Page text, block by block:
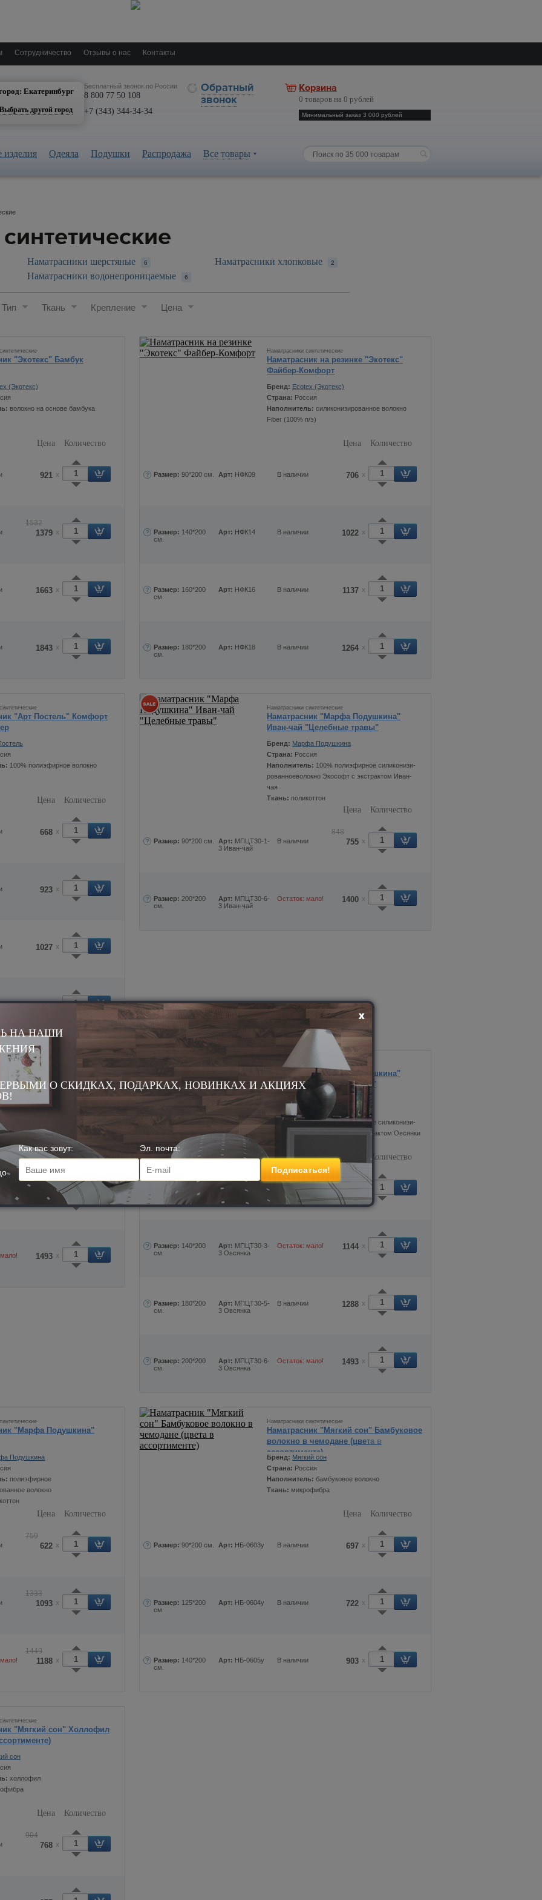
Сотрудничество Отзывы о нас Контакты
Екатеринбург
Выбрать другой город
Бесплатный звонок по России
8 800 77 50 108
+7 (343) 344-34-34
Обратный
звонок
Корзина
0 товаров на 0 рублей
Минимальный заказ 3 000 рублей
Одеяла Подушки Распродажа Все товары
Наматрасники шерстяные 6 Наматрасники хлопковые 2
Наматрасники водонепроницаемые 6
Тип Ткань Крепление Цена
"Экотекс" Бамбук
(Экотекс)
волокно на основе бамбука
Цена Количество
921 x
1532
1379 x
1663 x
1843 x
Наматрасники синтетические
Наматрасник на резинке "Экотекс"
Файбер-Комфорт
Бренд: Ecotex (Экотекс)
Страна: Россия
Наполнитель: силиконизированное волокно
Fiber (100% п/э)
Цена Количество
Размер: 90*200 см. Арт: НФК09 В наличии 706 x
Размер: 140*200
см.
Арт: НФК14 В наличии 1022 x
Размер: 160*200
см.
Арт: НФК16 В наличии 1137 x
Размер: 180*200
см.
Арт: НФК18 В наличии 1264 x
"Арт Постель" Комфорт
100% полиэфирное волокно
Цена Количество
668 x
923 x
1027 x
1113 x
Наматрасники синтетические
Наматрасник "Марфа Подушкина"
Иван-чай "Целебные травы"
Бренд: Марфа Подушкина
Страна: Россия
Наполнитель: 100% полиэфирное силиконизи-
рованноеволокно Экософт с экстрактом Иван-
чая
Ткань: поликоттон
Цена Количество
Размер: 90*200 см. Арт: МПЦТ30-1-
3 Иван-чай
В наличии
848
755 x
Размер: 200*200
см.
Арт: МПЦТ30-6-
3 Иван-чай
Остаток: мало! 1400 x
"Марфа Подушкина"
травы"
Подушкина
Экософт с экстрактом
Цена Количество
848
755
1493 x
Наматрасники синтетические
Наматрасник "Марфа Подушкина"
Овсянка "Целебные травы"
Бренд: Марфа Подушкина
Наполнитель:100% полиэфирное силиконизи-
рованноеволокно Экософт с экстрактом Овсянки
Количество
Арт:
МПЦТ30-1-
Остаток: мало!
848
Размер: 140*200
см.
Арт: МПЦТ30-3-
3 Овсянка
Остаток: мало! 1144 x
Размер: 180*200
см.
Арт: МПЦТ30-5-
3 Овсянка
В наличии 1288 x
Размер: 200*200
см.
Арт: МПЦТ30-6-
3 Овсянка
Остаток: мало! 1493 x
"Марфа Подушкина"
Подушкина
полиэфирное
волокно
Цена Количество
759
622 x
1333
1093 x
1449
1188 x
Наматрасники синтетические
Наматрасник "Мягкий сон" Бамбуковое
волокно в чемодане (цвета в
ассортименте)
Бренд: Мягкий сон
Страна: Россия
Наполнитель: бамбуковое волокно
Ткань: микрофибра
Цена Количество
Размер: 90*200 см. Арт: НБ-0603у В наличии 697 x
Размер: 125*200
см.
Арт: НБ-0604у В наличии 722 x
Размер: 140*200
см.
Арт: НБ-0605у В наличии 903 x
"Мягкий сон" Холлофил
сон
холлофил
Цена Количество
904
768 x
НА НАШИ
О СКИДКАХ, ПОДАРКАХ, НОВИНКАХ И АКЦИЯХ
Как вас зовут: Эл. почта: